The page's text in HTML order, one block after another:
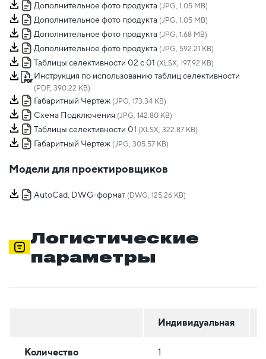
Дополнительное фото продукта (JPG, 1.05 MB)
Дополнительное фото продукта (JPG, 1.05 MB)
Дополнительное фото продукта (JPG, 1.68 MB)
Дополнительное фото продукта (JPG, 592.21 KB)
Таблицы селективности 02 с 01 (XLSX, 197.92 KB)
Инструкция по использованию таблиц селективности
(PDF, 390.22 KB)
Габаритный Чертеж (JPG, 173.34 KB)
Схема Подключения (JPG, 142.80 KB)
Таблицы селективности 01 (XLSX, 322.87 KB)
Габаритный Чертеж (JPG, 305.57 KB)
Модели для проектировщиков
AutoCad, DWG-формат (DWG, 125.26 KB)
Логистические
параметры
Индивидуальная
Количество 1